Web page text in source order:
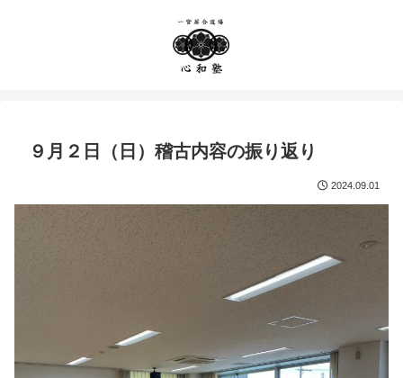
９月２日（日）稽古内容の振り返り
2024.09.01